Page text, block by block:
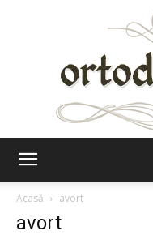
Acasă
avort
avort